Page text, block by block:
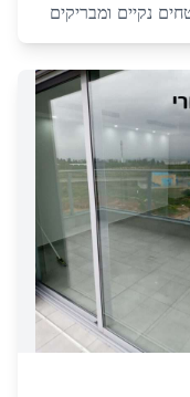
נקיים ומבריקים